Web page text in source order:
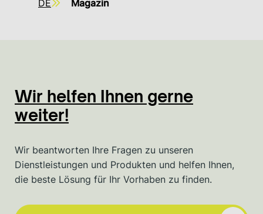
DE Magazin
Wir helfen Ihnen gerne
weiter!
Wir beantworten Ihre Fragen zu unseren
Dienstleistungen und Produkten und helfen Ihnen,
die beste Lösung für Ihr Vorhaben zu finden.